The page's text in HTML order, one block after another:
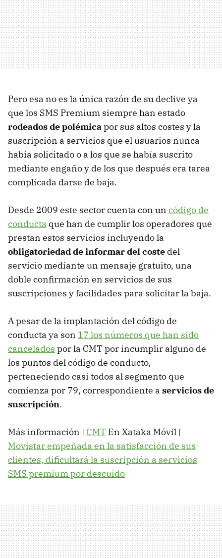
Pero esa no es la única razón de su declive ya
que los SMS Premium siempre han estado
rodeados de polémicapor sus altos costes y la
suscripción a servicios que el usuarios nunca
había solicitado o a los que se había suscrito
mediante engaño y de los que después era tarea
complicada darse de baja.
Desde 2009 este sector cuenta con un código de
conducta que han de cumplir los operadores que
prestan estos servicios incluyendo la
obligatoriedad de informar del coste del
servicio mediante un mensaje gratuito, una
doble confirmación en servicios de sus
suscripciones y facilidades para solicitar la baja.
A pesar de la implantación del código de
conducta ya son 17 los números que han sido
cancelados por la CMT por incumplir alguno de
los puntos del código de conducto,
perteneciendo casi todos al segmento que
comienza por 79, correspondiente a servicios de
suscripción.
Más información | CMT En Xataka Móvil |
Movistar empeñada en la satisfacción de sus
clientes, dificultará la suscripción a servicios
SMS premium por descuido